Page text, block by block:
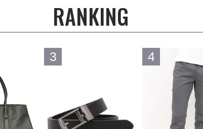
RANKING
3 4